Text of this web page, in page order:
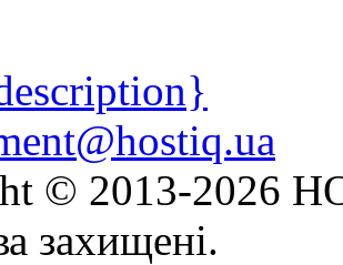
© 2013-2026
захищені.